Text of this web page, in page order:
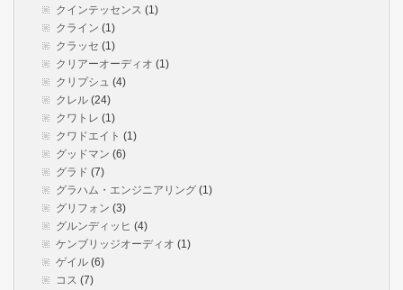
クインテッセンス (1)
クライン (1)
クラッセ (1)
クリアーオーディオ (1)
クリプシュ (4)
クレル (24)
クワトレ (1)
クワドエイト (1)
グッドマン (6)
グラド (7)
グラハム・エンジニアリング (1)
グリフォン (3)
グルンディッヒ (4)
ケンブリッジオーディオ (1)
ゲイル (6)
コス (7)